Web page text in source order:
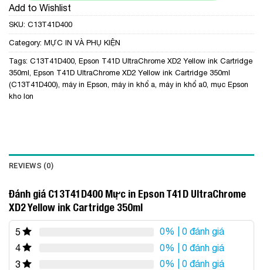
Add to Wishlist
SKU: C13T41D400
Category: MỰC IN VÀ PHỤ KIỆN
Tags: C13T41D400 Epson T41D UltraChrome XD2 Yellow ink Cartridge
350ml Epson T41D UltraChrome XD2 Yellow ink Cartridge 350ml
(C13T41D400) máy in Epson máy in khổ a máy in khổ a0 mục Epson
kho lon
REVIEWS (0)
Đánh giá C13T41D400 Mực in Epson T41D UltraChrome
XD2 Yellow ink Cartridge 350ml
5 0% | 0 đánh giá
4
0% | 0 đánh giá
3
0% | 0 đánh giá